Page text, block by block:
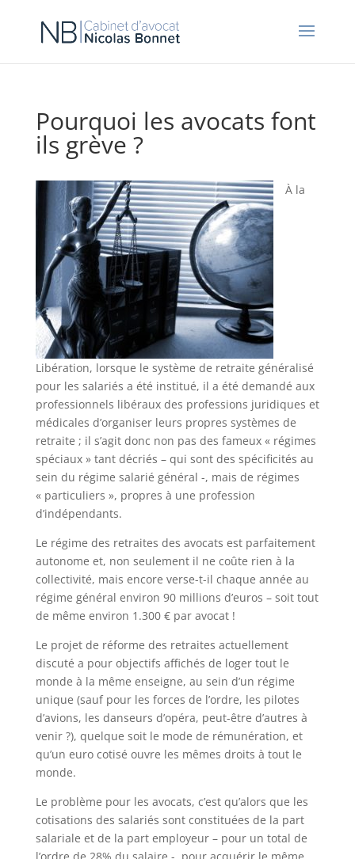
Pourquoi les avocats font
ils grève ?
À la
Libération, lorsque le système de retraite généralisé
pour les salariés a été institué, il a été demandé aux
professionnels libéraux des professions juridiques et
médicales d’organiser leurs propres systèmes de
retraite ; il s’agit donc non pas des fameux « régimes
spéciaux » tant décriés – qui sont des spécificités au
sein du régime salarié général -, mais de régimes
« particuliers », propres à une profession
d’indépendants.
Le régime des retraites des avocats est parfaitement
autonome et, non seulement il ne coûte rien à la
collectivité, mais encore verse-t-il chaque année au
régime général environ 90 millions d’euros – soit tout
de même environ 1.300 € par avocat !
Le projet de réforme des retraites actuellement
discuté a pour objectifs affichés de loger tout le
monde à la même enseigne, au sein d’un régime
unique (sauf pour les forces de l’ordre, les pilotes
d’avions, les danseurs d’opéra, peut-être d’autres à
venir ?), quelque soit le mode de rémunération, et
qu’un euro cotisé ouvre les mêmes droits à tout le
monde.
Le problème pour les avocats, c’est qu’alors que les
cotisations des salariés sont constituées de la part
salariale et de la part employeur – pour un total de